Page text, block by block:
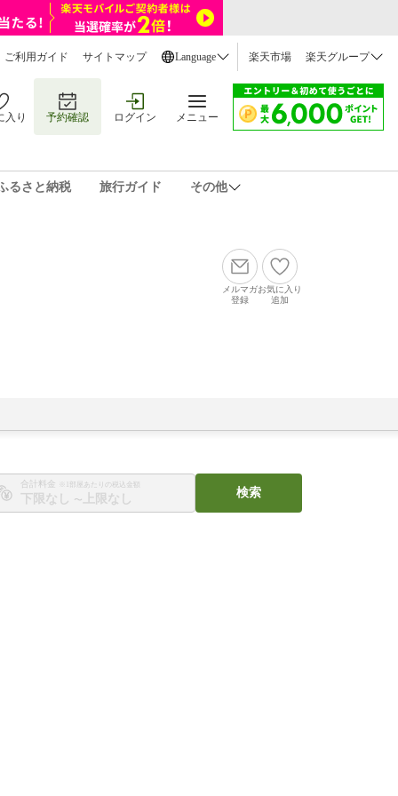
ご利用ガイド サイトマップ Language 楽天市場 楽天グループ
入り 予約確認 ログイン メニュー
るさと納税 旅行ガイド その他
メルマガ
登録
お気に入り
追加
合計料金 ※1部屋あたりの税込金額
〜
検索